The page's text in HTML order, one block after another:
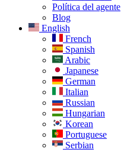
Política del agente
Blog
English
French
Spanish
Arabic
Japanese
German
Italian
Russian
Hungarian
Korean
Portuguese
Serbian